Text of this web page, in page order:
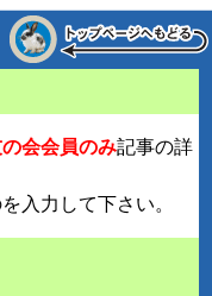
会会員のみ記事の詳
入力して下さい。